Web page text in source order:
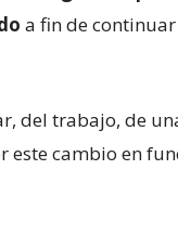
a fin de
del trabajo, de
cambio en